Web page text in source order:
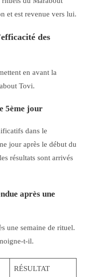
et est revenue vers lui.
des
en avant la
Tovi.
5ème jour
dans le
jour après le début du
résultats sont arrivés
après une
une semaine de rituel.
t-il.
RÉSULTAT